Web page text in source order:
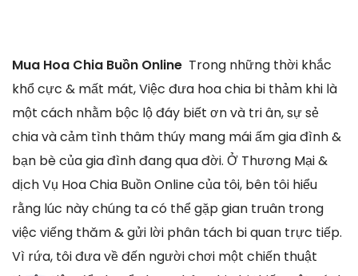
Mua Hoa Chia Buồn Online Trong những thời khắc
khổ cực & mất mát, Việc đưa hoa chia bi thảm khi là
một cách nhằm bộc lộ đáy biết ơn và tri ân, sự sẻ
chia và cảm tình thâm thúy mang mái ấm gia đình &
bạn bè của gia đình đang qua đời. Ở Thương Mại &
dịch Vụ Hoa Chia Buồn Online của tôi, bên tôi hiểu
rằng lúc này chúng ta có thể gặp gian truân trong
việc viếng thăm & gửi lời phân tách bi quan trực tiếp.
Vì rứa, tôi đưa về đến người chơi một chiến thuật